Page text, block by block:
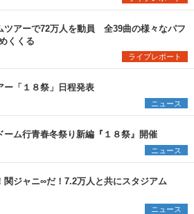
ツアーで72万人を動員 全39曲の様々なパフ
くくる
ライブレポート
ー「１８祭」日程発表
ニュース
ム行青春冬祭り新編『１８祭』開催
ニュース
ジャニ∞だ！7.2万人と共にスタジアム
ニュース